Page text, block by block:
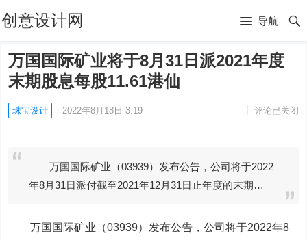
创意设计网 导航
万国国际矿业将于8月31日派2021年度
末期股息每股11.61港仙
珠宝设计 2022年8月18日 3:19 评论已关闭
万国国际矿业（03939）发布公告，公司将于2022
年8月31日派付截至2021年12月31日止年度的末期…
万国国际矿业 （03939）发布公告，公司将于2022年8